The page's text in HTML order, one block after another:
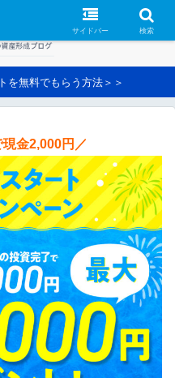
を無料でもらう方法＞＞
金2,000円／
サイドバー 検索